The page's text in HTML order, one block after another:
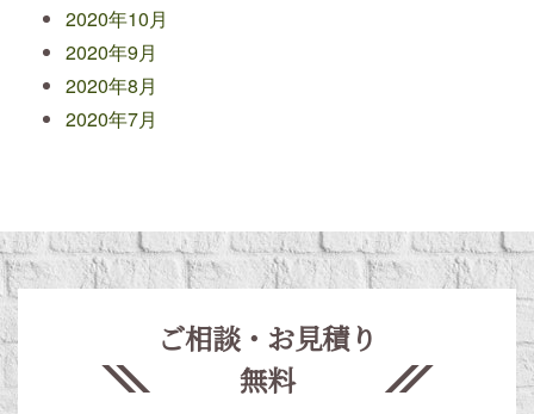
2020年10月
2020年9月
2020年8月
2020年7月
ご相談・お見積り
無料